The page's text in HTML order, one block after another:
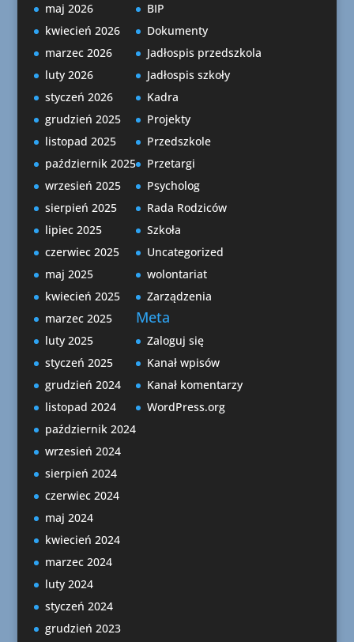
maj 2026
kwiecień 2026
marzec 2026
luty 2026
styczeń 2026
grudzień 2025
listopad 2025
październik 2025
wrzesień 2025
sierpień 2025
lipiec 2025
czerwiec 2025
maj 2025
kwiecień 2025
marzec 2025
luty 2025
styczeń 2025
grudzień 2024
listopad 2024
październik 2024
wrzesień 2024
sierpień 2024
czerwiec 2024
maj 2024
kwiecień 2024
marzec 2024
luty 2024
styczeń 2024
grudzień 2023
BIP
Dokumenty
Jadłospis przedszkola
Jadłospis szkoły
Kadra
Projekty
Przedszkole
Przetargi
Psycholog
Rada Rodziców
Szkoła
Uncategorized
wolontariat
Zarządzenia
Meta
Zaloguj się
Kanał wpisów
Kanał komentarzy
WordPress.org